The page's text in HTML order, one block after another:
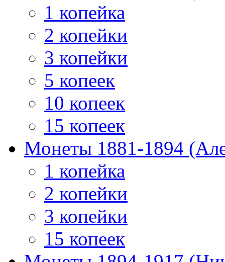
1 копейка
2 копейки
3 копейки
5 копеек
10 копеек
15 копеек
Монеты 1881-1894
1 копейка
2 копейки
3 копейки
15 копеек